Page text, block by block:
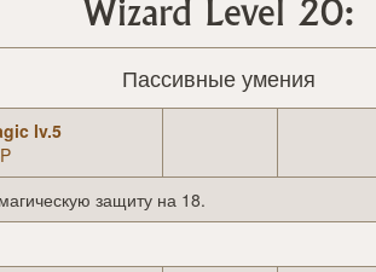
Wizard Level 20:
Пассивные умения
lv.5
защиту на 18.